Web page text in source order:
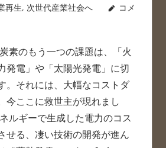
再生, 次世代産業社会へ
コメ
素のもう一つの課題は、「火
発電」や「太陽光発電」に切
。それには、大幅なコストダ
今ここに救世主が現れまし
ルギーで生成した電力のコス
せる、凄い技術の開発が進ん